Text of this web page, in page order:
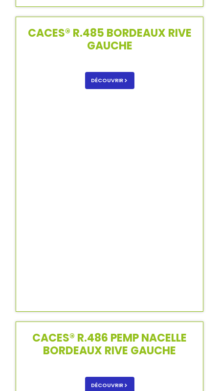
CACES® R.485 BORDEAUX RIVE
GAUCHE
DÉCOUVRIR
CACES® R.486 PEMP NACELLE
BORDEAUX RIVE GAUCHE
DÉCOUVRIR